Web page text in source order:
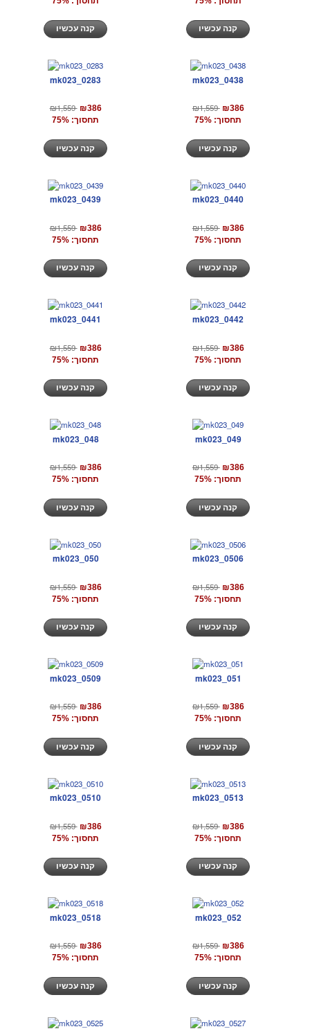
mk023_0283
₪1,559 ₪386
תחסוך: 75%
mk023_0438
₪1,559 ₪386
תחסוך: 75%
mk023_0439
₪1,559 ₪386
תחסוך: 75%
mk023_0440
₪1,559 ₪386
תחסוך: 75%
mk023_0441
₪1,559 ₪386
תחסוך: 75%
mk023_0442
₪1,559 ₪386
תחסוך: 75%
mk023_048
₪1,559 ₪386
תחסוך: 75%
mk023_049
₪1,559 ₪386
תחסוך: 75%
mk023_050
₪1,559 ₪386
תחסוך: 75%
mk023_0506
₪1,559 ₪386
תחסוך: 75%
mk023_0509
₪1,559 ₪386
תחסוך: 75%
mk023_051
₪1,559 ₪386
תחסוך: 75%
mk023_0510
₪1,559 ₪386
תחסוך: 75%
mk023_0513
₪1,559 ₪386
תחסוך: 75%
mk023_0518
₪1,559 ₪386
תחסוך: 75%
mk023_052
₪1,559 ₪386
תחסוך: 75%